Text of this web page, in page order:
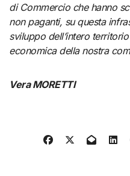
di Commercio che hanno
non paganti, su questa
sviluppo dell’intero
economica della nostra
Vera MORETTI